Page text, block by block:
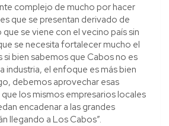
complejo de mucho por hacer
que se presentan derivado de
se viene con el vecino país sin
se necesita fortalecer mucho el
si bien sabemos que Cabos no es
industria, el enfoque es más bien
debemos aprovechar esas
los mismos empresarios locales
encadenar a las grandes
llegando a Los Cabos”.